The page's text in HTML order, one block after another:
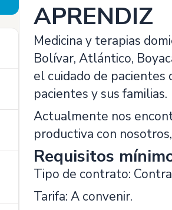
APRENDIZ
Medicina y terapias
Bolívar, Atlántico,
el cuidado de pacientes
pacientes y sus familias.
Actualmente nos
productiva con
Requisitos
Tipo de contrato:
Tarifa: A convenir.